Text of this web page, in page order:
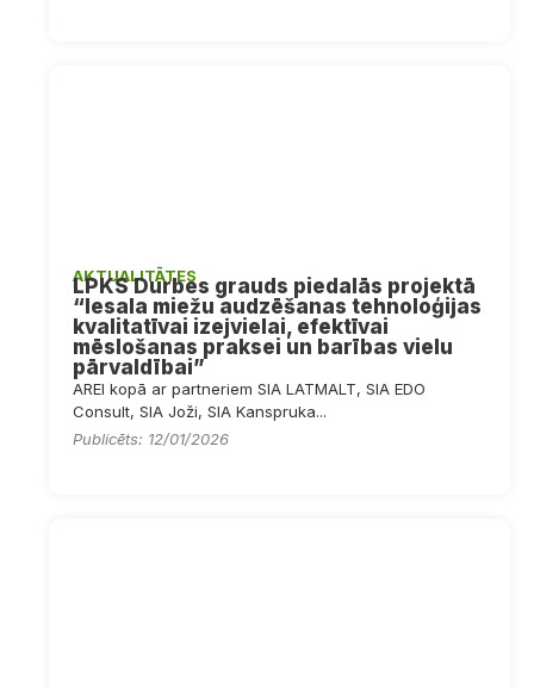
AKTUALITĀTES
LPKS Durbes grauds piedalās projektā
“Iesala miežu audzēšanas tehnoloģijas
kvalitatīvai izejvielai, efektīvai
mēslošanas praksei un barības vielu
pārvaldībai”
AREI kopā ar partneriem SIA LATMALT, SIA EDO
Consult, SIA Joži, SIA Kanspruka...
Publicēts: 12/01/2026